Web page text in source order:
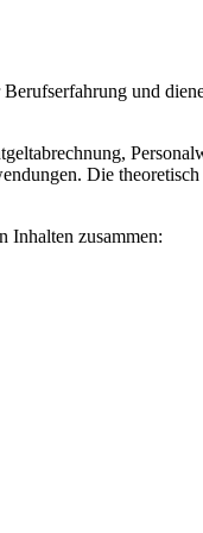
und
Die
Inhalten zusammen: